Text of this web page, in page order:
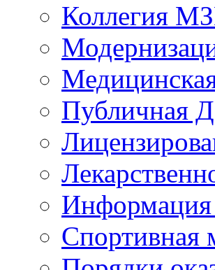
Коллегия
Публичная
Информация
Спортивная